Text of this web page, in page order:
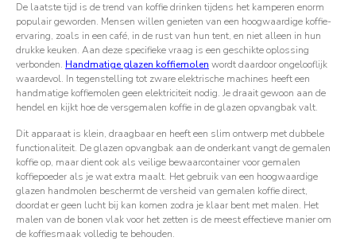
De laatste tijd is de trend van koffie drinken tijdens het kamperen enorm
populair geworden. Mensen willen genieten van een hoogwaardige koffie-
ervaring, zoals in een café, in de rust van hun tent, en niet alleen in hun
drukke keuken. Aan deze specifieke vraag is een geschikte oplossing
verbonden. Handmatige glazen koffiemolen wordt daardoor ongelooflijk
waardevol. In tegenstelling tot zware elektrische machines heeft een
handmatige koffiemolen geen elektriciteit nodig. Je draait gewoon aan de
hendel en kijkt hoe de versgemalen koffie in de glazen opvangbak valt.
Dit apparaat is klein, draagbaar en heeft een slim ontwerp met dubbele
functionaliteit. De glazen opvangbak aan de onderkant vangt de gemalen
koffie op, maar dient ook als veilige bewaarcontainer voor gemalen
koffiepoeder als je wat extra maalt. Het gebruik van een hoogwaardige
glazen handmolen beschermt de versheid van gemalen koffie direct,
doordat er geen lucht bij kan komen zodra je klaar bent met malen. Het
malen van de bonen vlak voor het zetten is de meest effectieve manier om
de koffiesmaak volledig te behouden.